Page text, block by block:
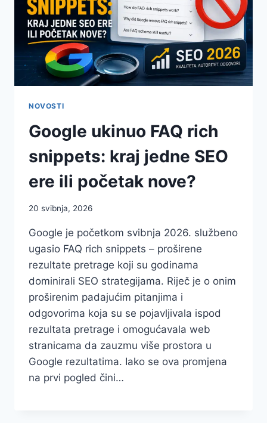
NOVOSTI
Google ukinuo FAQ rich
snippets: kraj jedne SEO
ere ili početak nove?
20 svibnja, 2026
Google je početkom svibnja 2026. službeno
ugasio FAQ rich snippets – proširene
rezultate pretrage koji su godinama
dominirali SEO strategijama. Riječ je o onim
proširenim padajućim pitanjima i
odgovorima koja su se pojavljivala ispod
rezultata pretrage i omogućavala web
stranicama da zauzmu više prostora u
Google rezultatima. Iako se ova promjena
na prvi pogled čini…